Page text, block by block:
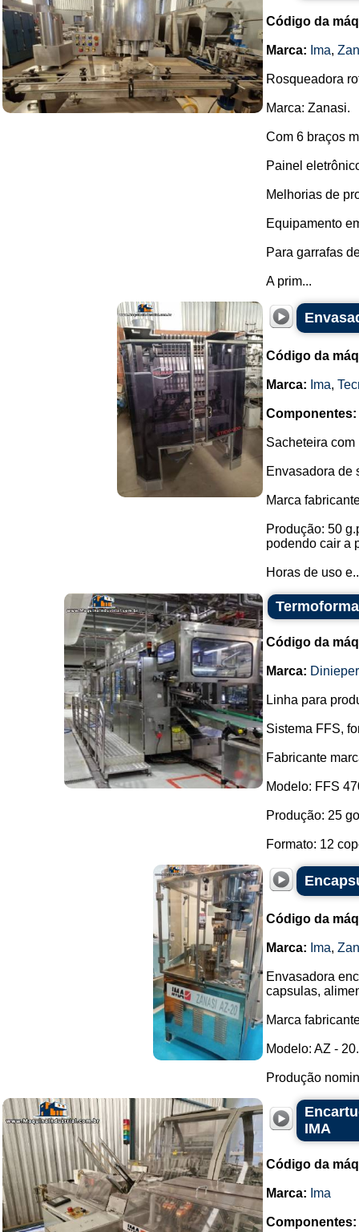
Código da
Marca: Ima,
Rosqueadora
Marca: Zanasi.
Com 6 braços
Painel
Melhorias de
Equipamento
Para garrafas
A prim...
Código da
Marca: Ima,
Componentes:
Sacheteira com
Envasadora de
Marca
Produção: 50
podendo cair a
Horas de uso
Código da
Marca: Dinieper
Linha para
Sistema FFS,
Fabricante
Modelo: FFS
Produção: 25
Formato: 12
Código da
Marca: Ima,
Envasadora
capsulas,
Marca
Modelo: AZ - 20.
Produção
IMA
Código da
Marca: Ima
Componentes: